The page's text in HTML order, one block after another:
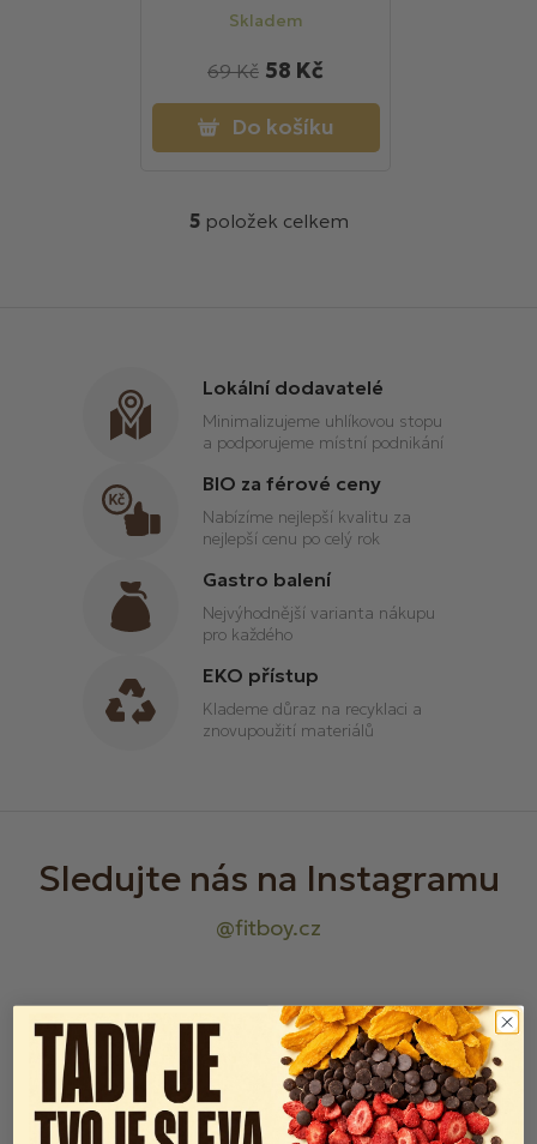
Skladem
58 Kč
69 Kč
Do košíku
O
c
í
p
r
v
k
y
v
ý
p
s
u
5položek celkem
Lokální dodavatelé
Minimalizujeme uhlíkovou stopu
a podporujeme místní podnikání
BIO za férové ceny
Nabízíme nejlepší kvalitu za
nejlepší cenu po celý rok
Gastro balení
Nejvýhodnější varianta nákupu
pro každého
EKO přístup
Klademe důraz na recyklaci a
znovupoužití materiálů